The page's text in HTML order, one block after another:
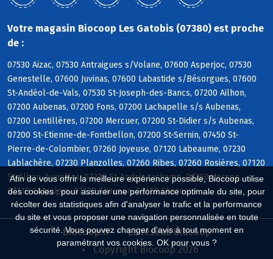
Afin de vous offrir la meilleure expérience possible, Biocoop utilise
des cookies : pour assurer une performance optimale du site, pour
récolter des statistiques afin d'analyser le trafic et la performance
du site et vous proposer une navigation personnalisée en toute
sécurité. Vous pouvez changer d'avis à tout moment en
paramétrant vos cookies. OK pour vous ?
Votre magasin Biocoop Les Gatobis (07380) est proche
de :
07530 Aizac, 07530 Antraigues s/Volane, 07600 Asperjoc, 07530
Genestelle, 07600 Juvinas, 07600 Labastide s/Bésorgues, 07600
St-Andéol-de-Vals, 07530 St-Joseph-des-Bancs, 07200 Ailhon,
07200 Aubenas, 07200 Fons, 07200 Lachapelle s/s Aubenas,
07200 Lentillères, 07200 Mercuer, 07200 St-Didier s/s Aubenas,
07200 St-Etienne-de-Fontbellon, 07200 St-Sernin, 07450 St-
Pierre-de-Colombier, 07260 Joyeuse, 07120 Labeaume, 07230
Lablachère, 07230 Planzolles, 07260 Ribes, 07260 Rosières, 07120
St-Alban-Auriolles, 07230 St-André-Lachamp, 07260 Vernon,
07110 Chassiers, 07120 Chauzon, 07110 Chazeaux
Biocoop.fr
Le réseau Biocoop
Copyright Biocoop 2026